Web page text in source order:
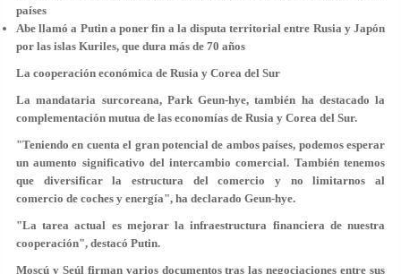
países
Abe llamó a Putin a poner fin a la disputa territorial entre Rusia y Japón
por las islas Kuriles, que dura más de 70 años
La cooperación económica de Rusia y Corea del Sur
La mandataria surcoreana, Park Geun-hye, también ha destacado la
complementación mutua de las economías de Rusia y Corea del Sur.
"Teniendo en cuenta el gran potencial de ambos países, podemos esperar
un aumento significativo del intercambio comercial. También tenemos
que diversificar la estructura del comercio y no limitarnos al
comercio de coches y energía", ha declarado Geun-hye.
"La tarea actual es mejorar la infraestructura financiera de nuestra
cooperación", destacó Putin.
Moscú y Seúl firman varios documentos tras las negociaciones entre sus